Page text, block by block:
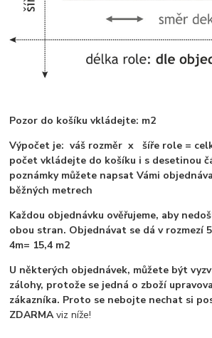
Pozor do košíku vkládejte: m2
Výpočet je: váš rozměr x šíře role =
počet vkládejte do košíku i s desetinou
poznámky můžete napsat Vámi
běžných metrech
Každou objednávku ověřujeme, aby
obou stran. Objednávat se dá v rozmezí
4m= 15,4 m2
U některých objednávek, můžete být
zálohy, protože se jedná o zboží
zákazníka. Proto se nebojte nechat si
ZDARMAviz níže!